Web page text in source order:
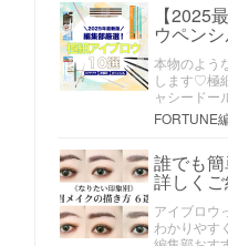
【2025
ウペン
本物のよう
します♡極
ャシードー
FORTUNE
誰でも
詳しく
アイブロウ
わかりやす